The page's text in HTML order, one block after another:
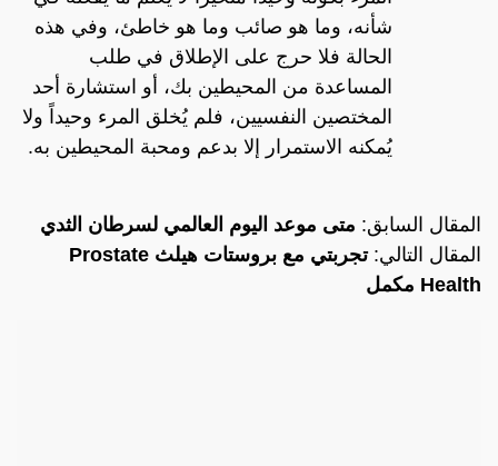
شأنه، وما هو صائب وما هو خاطئ، وفي هذه
الحالة فلا حرج على الإطلاق في طلب
المساعدة من المحيطين بك، أو استشارة أحد
المختصين النفسيين، فلم يُخلق المرء وحيداً ولا
يُمكنه الاستمرار إلا بدعم ومحبة المحيطين به.
المقال السابق: متى موعد اليوم العالمي لسرطان الثدي
المقال التالي:
تجربتي مع بروستات هيلث Prostate
Health مكمل